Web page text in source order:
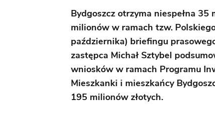
Bydgoszcz otrzyma niespełna
milionów w ramach tzw.
października) briefingu
zastępca Michał Sztybel
wniosków w ramach Programu
Mieszkanki i mieszkańcy
195 milionów złotych.